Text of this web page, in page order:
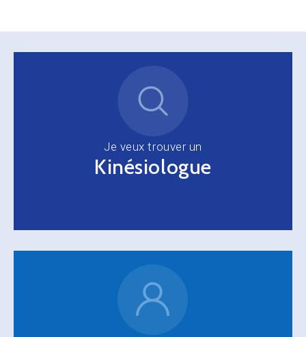
Je veux trouver un
Kinésiologue